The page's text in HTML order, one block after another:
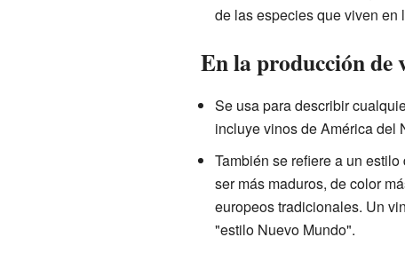
de las especies que viven en
En la producción de
Se usa para describir
incluye vinos de América del
También se refiere a un
ser más maduros, de color
europeos tradicionales. Un
"estilo Nuevo Mundo".